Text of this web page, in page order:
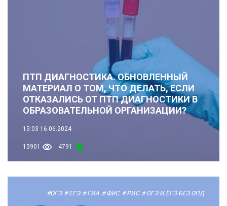
ПТП ДИАГНОСТИКА. ОБНОВЛЕННЫЙ
МАТЕРИАЛ О ТОМ, ЧТО ДЕЛАТЬ, ЕСЛИ
ОТКАЗАЛИСЬ ОТ ПТП ДИАГНОСТИКИ В
ОБРАЗОВАТЕЛЬНОЙ ОРГАНИЗАЦИИ?
15:03 16.06.2024
15901 4791
#ОГЭ # ЕГЭ # ГИА # ФИС # РИС # ОГЭ И ЕГЭ БЕЗ ОПД